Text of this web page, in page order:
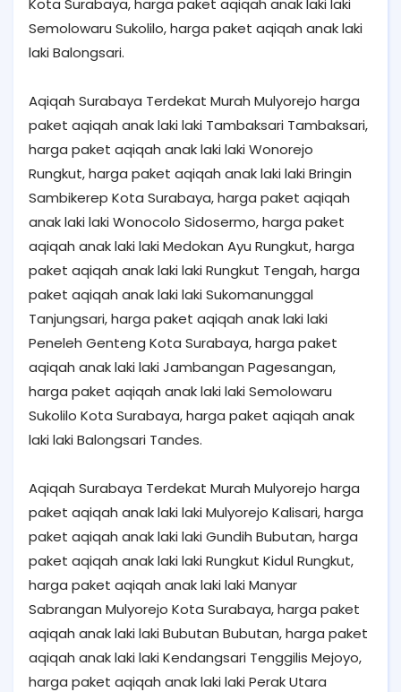
Kota Surabaya, harga paket aqiqah anak laki laki
Semolowaru Sukolilo, harga paket aqiqah anak laki
laki Balongsari.
Aqiqah Surabaya Terdekat Murah Mulyorejo harga
paket aqiqah anak laki laki Tambaksari Tambaksari,
harga paket aqiqah anak laki laki Wonorejo
Rungkut, harga paket aqiqah anak laki laki Bringin
Sambikerep Kota Surabaya, harga paket aqiqah
anak laki laki Wonocolo Sidosermo, harga paket
aqiqah anak laki laki Medokan Ayu Rungkut, harga
paket aqiqah anak laki laki Rungkut Tengah, harga
paket aqiqah anak laki laki Sukomanunggal
Tanjungsari, harga paket aqiqah anak laki laki
Peneleh Genteng Kota Surabaya, harga paket
aqiqah anak laki laki Jambangan Pagesangan,
harga paket aqiqah anak laki laki Semolowaru
Sukolilo Kota Surabaya, harga paket aqiqah anak
laki laki Balongsari Tandes.
Aqiqah Surabaya Terdekat Murah Mulyorejo harga
paket aqiqah anak laki laki Mulyorejo Kalisari, harga
paket aqiqah anak laki laki Gundih Bubutan, harga
paket aqiqah anak laki laki Rungkut Kidul Rungkut,
harga paket aqiqah anak laki laki Manyar
Sabrangan Mulyorejo Kota Surabaya, harga paket
aqiqah anak laki laki Bubutan Bubutan, harga paket
aqiqah anak laki laki Kendangsari Tenggilis Mejoyo,
harga paket aqiqah anak laki laki Perak Utara